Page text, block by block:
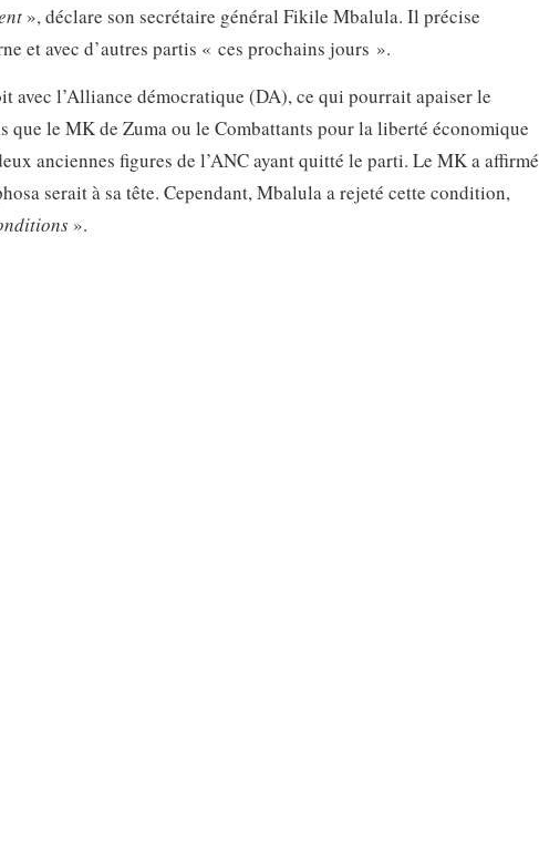
», déclare son secrétaire général Fikile Mbalula. Il précise
et avec d’autres partis « ces prochains jours ».
avec l’Alliance démocratique (DA), ce qui pourrait apaiser le
que le MK de Zuma ou le Combattants pour la liberté économique
anciennes figures de l’ANC ayant quitté le parti. Le MK a affirmé
serait à sa tête. Cependant, Mbalula a rejeté cette condition,
».